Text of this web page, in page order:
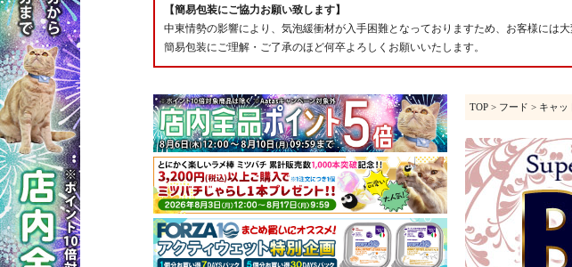
【簡易包装にご協力お願い致します】
中東情勢の影響により、気泡緩衝材が入手困難となっておりますため、お客様には大
簡易包装にご理解・ご了承のほど何卒よろしくお願いいたします。
TOP > フード > キャッ